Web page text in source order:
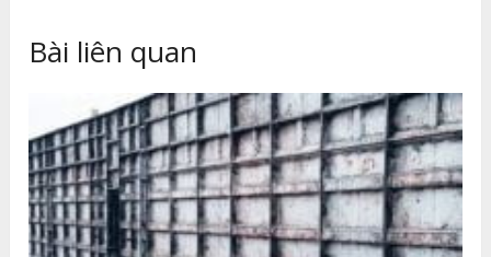
Bài liên quan